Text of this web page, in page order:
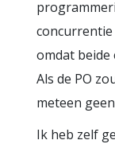
concurrentie
omdat
Als de PO
meteen
Ik heb zelf